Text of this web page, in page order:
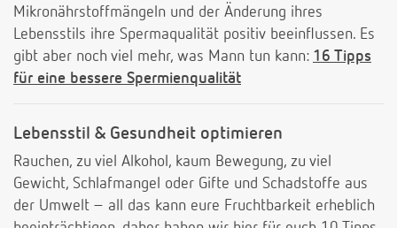
Mikronährstoffmängeln und der Änderung ihres
Lebensstils ihre Spermaqualität positiv beeinflussen. Es
gibt aber noch viel mehr, was Mann tun kann: 16 Tipps
für eine bessere Spermienqualität
Lebensstil & Gesundheit optimieren
Rauchen, zu viel Alkohol, kaum Bewegung, zu viel
Gewicht, Schlafmangel oder Gifte und Schadstoffe aus
der Umwelt – all das kann eure Fruchtbarkeit erheblich